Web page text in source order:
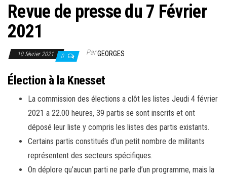
a
i
Revue de presse du 7 Février
2021
10 février 2021 0 ParGEORGES
Élection à la Knesset
La commission des élections a clôt les listes Jeudi 4 février
2021 a 22.00 heures, 39 partis se sont inscrits et ont
déposé leur liste y compris les listes des partis existants.
Certains partis constitués d’un petit nombre de militants
représentent des secteurs spécifiques.
On déplore qu’aucun parti ne parle d’un programme, mais la